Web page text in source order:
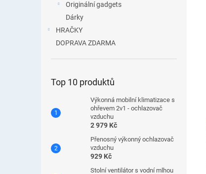
Originální gadgets
Dárky
HRAČKY
DOPRAVA ZDARMA
Top 10 produktů
Výkonná mobilní klimatizace s
ohřevem 2v1 - ochlazovač
vzduchu
2 979 Kč
Přenosný výkonný ochlazovač
vzduchu
929 Kč
Stolní ventilátor s vodní mlhou